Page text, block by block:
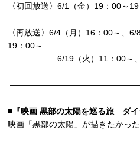
〈初回放送〉6/1（金）19：00～
〈再放送〉6/4（月）16：00～、
19：00～
6/19（火）11：00～、6/
■『映画 黒部の太陽を巡る旅 ダイ
映画「黒部の太陽」が描きたかっ